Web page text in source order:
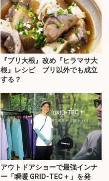
『ブリ大根』改め『ヒラマサ大
根』レシピ ブリ以外でも成立
する？
アウトドアショーで最強インナ
ー「瞬暖 GRID-TEC＋」を発